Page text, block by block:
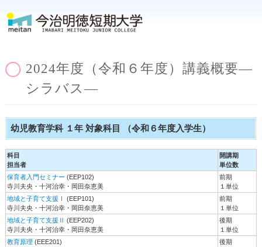
2024年度（令和６年度）講義概要―
シラバス―
幼児教育学科 １年 対象科目 （令和６年度入学生）
科目
担当者
開講期
単位数
保育者入門セミナー (EEP102)
寺川夫央・十河治幸・岡田奈恵美
前期
１単位
地域と子育て支援Ⅰ
(EEP101)
寺川夫央・十河治幸・岡田奈恵美
前期
１単位
地域と子育て支援Ⅱ (EEP202)
寺川夫央・十河治幸・岡田奈恵美
後期
１単位
教育原理 (EEE201)
後期